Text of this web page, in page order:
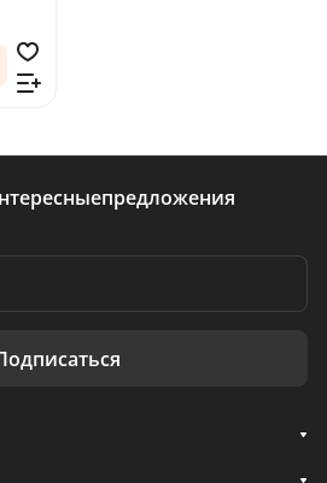
предложения